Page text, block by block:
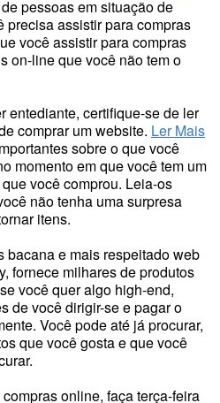
pessoas em situação de
precisa assistir para compras
você assistir para compras
on-line que você não tem o
entediante, certifique-se de ler
comprar um website. Ler Mais
sobre o que você
momento em que você tem um
você comprou. Leia-os
não tenha uma surpresa
itens.
bacana e mais respeitado web
fornece milhares de produtos
você quer algo high-end,
de você dirigir-se e pagar o
Você pode até já procurar,
que você gosta e que você
online, faça terça-feira